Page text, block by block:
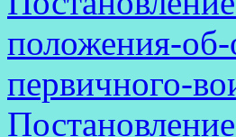
положения-
первичного-